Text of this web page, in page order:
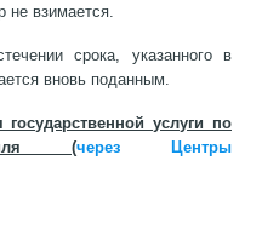
не взимается.
срока, указанного в
вновь поданным.
услуги по
(через Центры